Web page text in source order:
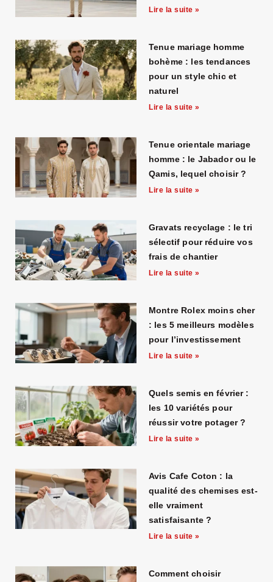
Lire la suite »
Tenue mariage homme
bohème : les tendances
pour un style chic et
naturel
Lire la suite »
Tenue orientale mariage
homme : le Jabador ou le
Qamis, lequel choisir ?
Lire la suite »
Gravats recyclage : le tri
sélectif pour réduire vos
frais de chantier
Lire la suite »
Montre Rolex moins cher
: les 5 meilleurs modèles
pour l’investissement
Lire la suite »
Quels semis en février :
les 10 variétés pour
réussir votre potager ?
Lire la suite »
Avis Cafe Coton : la
qualité des chemises est-
elle vraiment
satisfaisante ?
Lire la suite »
Comment choisir